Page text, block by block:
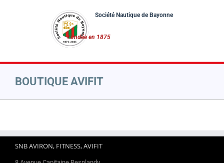
BOUTIQUE AVIFIT
SNB AVIRON, FITNESS, AVIFIT